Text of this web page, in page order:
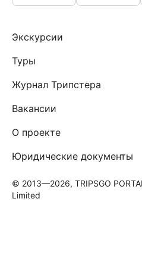
Экскурсии
Туры
Журнал Трипстера
Вакансии
О проекте
Юридические документы
© 2013—2026, TRIPSGO
Limited